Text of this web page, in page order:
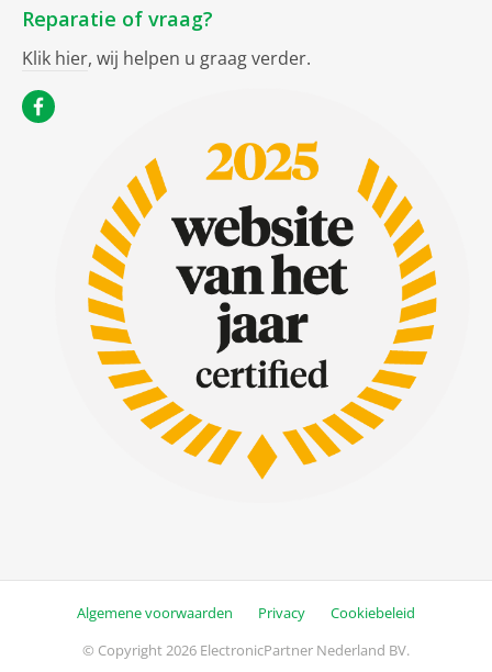
Reparatie of vraag?
Klik hier, wij helpen u graag verder.
Algemene voorwaarden Privacy
Cookiebeleid
© Copyright 2026 ElectronicPartner Nederland BV.